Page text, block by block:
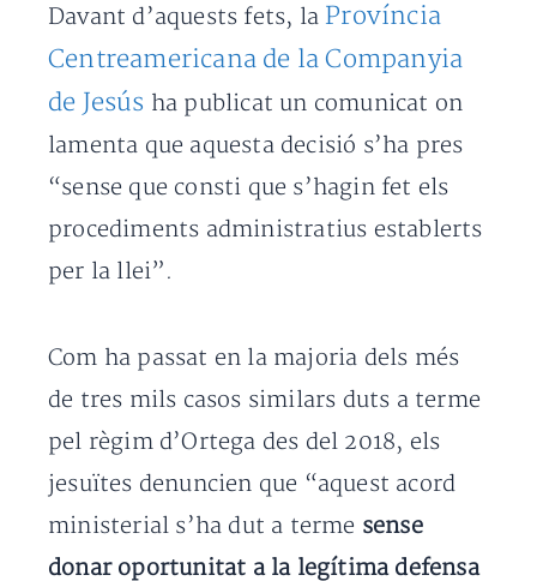
Davant d’aquests fets, la Província
Centreamericana de la Companyia
de Jesús ha publicat un comunicat on
lamenta que aquesta decisió s’ha pres
“sense que consti que s’hagin fet els
procediments administratius establerts
per la llei”.
Com ha passat en la majoria dels més
de tres mils casos similars duts a terme
pel règim d’Ortega des del 2018, els
jesuïtes denuncien que “aquest acord
ministerial s’ha dut a terme sense
donar oportunitat a la legítima defensa